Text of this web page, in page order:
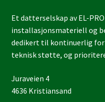
Et datterselskap av EL-
installasjonsmateriell og
dedikert til kontinuerlig
teknisk støtte, og
Juraveien 4
4636 Kristiansand